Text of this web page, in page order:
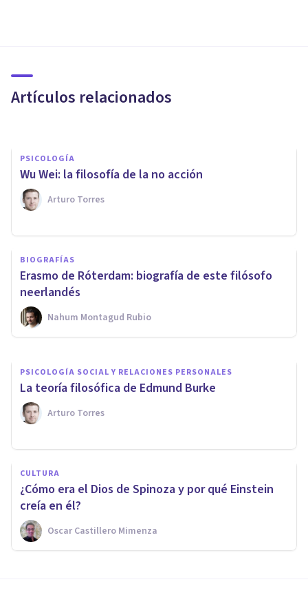
Artículos relacionados
todo
PSICOLOGÍA
Wu Wei: la filosofía de la no acción
Arturo Torres
BIOGRAFÍAS
Erasmo de Róterdam: biografía de este filósofo
neerlandés
Nahum Montagud Rubio
Santo Tomás de Aquino:
biografía de este filósofo y
teólogo
Grecia Guzmán Martínez
PSICOLOGÍA SOCIAL Y RELACIONES PERSONALES
​La teoría filosófica de Edmund Burke
Arturo Torres
CULTURA
¿Cómo era el Dios de Spinoza y por qué Einstein
creía en él?
Oscar Castillero Mimenza